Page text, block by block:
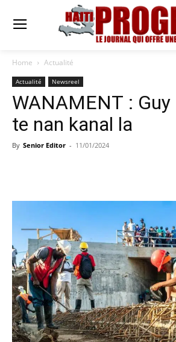
Home Actualité
Actualité Newsreel
WANAMENT : Guy
te nan kanal la
By Senior Editor - 11/01/2024